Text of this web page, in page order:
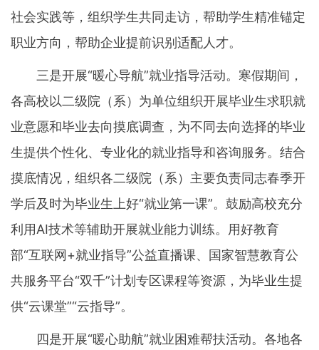
社会实践等，组织学生共同走访，帮助学生精准锚定
职业方向，帮助企业提前识别适配人才。
三是开展“暖心导航”就业指导活动。寒假期间，
各高校以二级院（系）为单位组织开展毕业生求职就
业意愿和毕业去向摸底调查，为不同去向选择的毕业
生提供个性化、专业化的就业指导和咨询服务。结合
摸底情况，组织各二级院（系）主要负责同志春季开
学后及时为毕业生上好“就业第一课”。鼓励高校充分
利用AI技术等辅助开展就业能力训练。用好教育
部“互联网+就业指导”公益直播课、国家智慧教育公
共服务平台“双千”计划专区课程等资源，为毕业生提
供“云课堂”“云指导”。
四是开展“暖心助航”就业困难帮扶活动。各地各